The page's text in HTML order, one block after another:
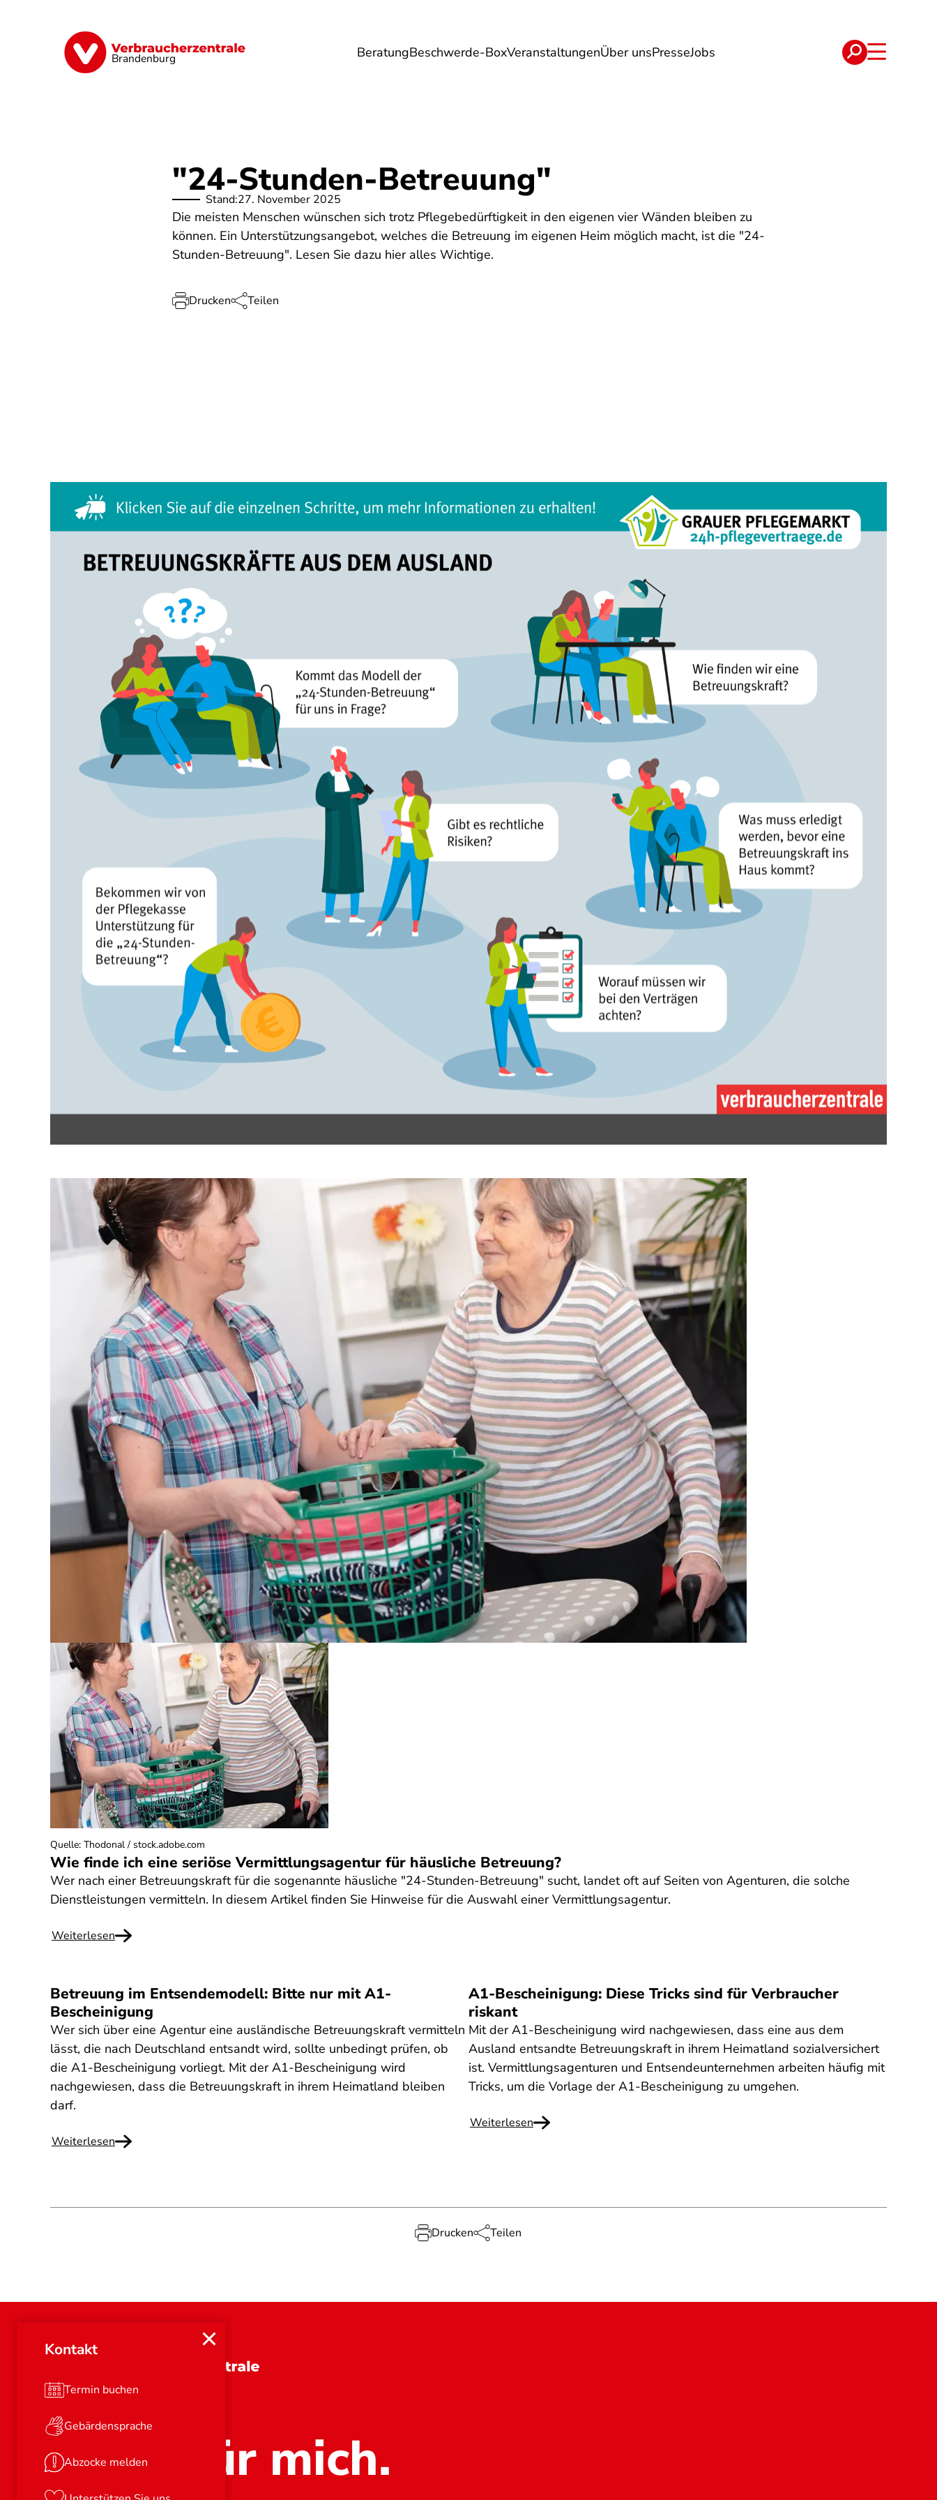
Brandenburg BeratungBeschwerde-BoxVeranstaltungenÜber unsPresseJobs
Finanzen Digitales Lebensmittel Umwelt Gesundheit Energie Reise Verträge
Kontakt
Termin buchen
Gebärdensprache
Abzocke melden
"24-Stunden-Betreuung"
Stand:27. November 2025
Die meisten Menschen wünschen sich trotz Pflegebedürftigkeit in den eigenen vier Wänden bleiben zu
können. Ein Unterstützungsangebot, welches die Betreuung im eigenen Heim möglich macht, ist die "24-
Stunden-Betreuung". Lesen Sie dazu hier alles Wichtige.
Drucken Teilen
Wie finde ich eine seriöse Vermittlungsagentur für häusliche Betreuung?
Wer nach einer Betreuungskraft für die sogenannte häusliche "24-Stunden-Betreuung" sucht, landet oft auf Seiten von Agenturen, die solche
Dienstleistungen vermitteln. In diesem Artikel finden Sie Hinweise für die Auswahl einer Vermittlungsagentur.
Weiterlesen
Quelle: Thodonal / stock.adobe.com
Betreuung im Entsendemodell: Bitte nur mit A1-
Bescheinigung
Wer sich über eine Agentur eine ausländische Betreuungskraft vermitteln
lässt, die nach Deutschland entsandt wird, sollte unbedingt prüfen, ob
die A1-Bescheinigung vorliegt. Mit der A1-Bescheinigung wird
nachgewiesen, dass die Betreuungskraft in ihrem Heimatland bleiben
darf.
Weiterlesen
A1-Bescheinigung: Diese Tricks sind für Verbraucher
riskant
Mit der A1-Bescheinigung wird nachgewiesen, dass eine aus dem
Ausland entsandte Betreuungskraft in ihrem Heimatland sozialversichert
ist. Vermittlungsagenturen und Entsendeunternehmen arbeiten häufig mit
Tricks, um die Vorlage der A1-Bescheinigung zu umgehen.
Weiterlesen
Drucken Teilen
Stark für mich.